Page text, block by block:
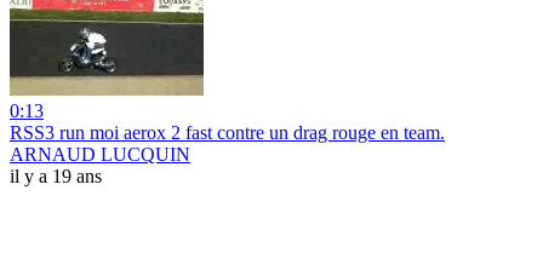
0:13
RSS3 run moi aerox 2 fast contre un drag rouge en team.
ARNAUD LUCQUIN
il y a 19 ans